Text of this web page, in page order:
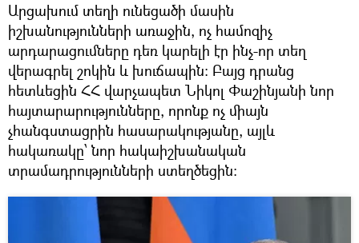
Արցախում տեղի ունեցածի մասին
իշխանությունների առաջին, ոչ համոզիչ
արդարացումները դեռ կարելի էր ինչ-որ տեղ
վերագրել շոկին և խուճապին։ Բայց դրանց
հետևեցին ՀՀ վարչապետ Նիկոլ Փաշինյանի նոր
հայտարարությունները, որոնք ոչ միայն
չհանգստացրին հասարակությանը, այլև
հակառակը՝ նոր հակաիշխանական
տրամադրությունների ստեղծեցին։